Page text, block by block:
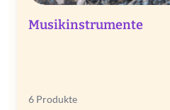
Musikinstrumente
6 Produkte